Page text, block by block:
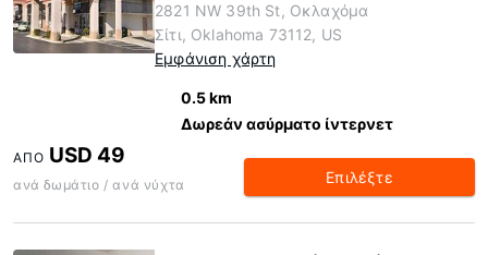
2821 NW 39th St, Οκλαχόμα
Σίτι, Oklahoma 73112, US
Εμφάνιση χάρτη
0.5 km
Δωρεάν ασύρματο ίντερνετ
ΑΠΌ USD 49
ανά δωμάτιο / ανά νύχτα Επιλέξτε